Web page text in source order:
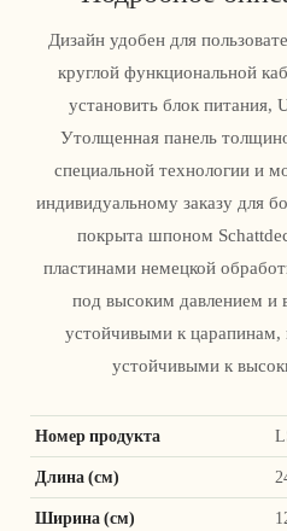
Дизайн удобен для
круглой функциональной
установить блок питания,
Утолщенная панель
специальной технологии и
индивидуальному заказу для
покрыта шпоном
пластинами немецкой
под высоким давлением и
устойчивыми к
устойчивыми к
Номер продукта
Длина (см)
Ширина (см)